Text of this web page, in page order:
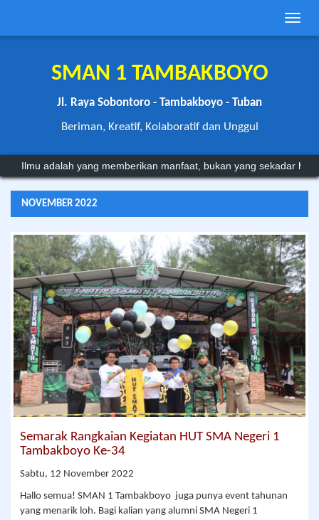
Toggle
SMAN 1 TAMBAKBOYO
Jl. Raya Sobontoro - Tambakboyo - Tuban
Beriman, Kreatif, Kolaboratif dan Unggul
Ilmu adalah yang memberikan manfaat, bukan yang sekadar
NOVEMBER 2022
Semarak Rangkaian Kegiatan HUT SMA Negeri 1
Tambakboyo Ke-34
Sabtu, 12 November 2022
Hallo semua! SMAN 1 Tambakboyo juga punya event tahunan
yang menarik loh. Bagi kalian yang alumni SMA Negeri 1